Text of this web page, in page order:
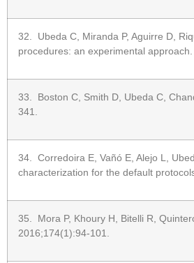
32. Ubeda C, Miranda P, Aguirre D,
procedures: an experimental
33. Boston C, Smith D, Ubeda C,
341.
34. Corredoira E, Vañó E, Alejo L,
characterization for the default
35. Mora P, Khoury H, Bitelli R,
2016;174(1):94-101.